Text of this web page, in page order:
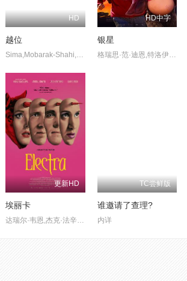
HD
越位
Sima,Mobarak-Shahi,Shayesteh,Irani,Ayda,Sadeqi
HD中字
银星
格瑞思·范·迪恩,特洛伊·丽-安妮·约翰逊,乔纳斯·戴维斯,叶卡捷琳娜·贝克,Tamara Fruits,Getchie Argetsinger,Joey Giambattista,Josh Silverman,Amy Tribbey,诺亚·费舍尔,Odley Jean,Jarvis Tomdio,Albert M. Chan,Brian Coll,戴夫·费里尔,Donnie Francis,Sandy Hadley,Lisa Hodsoll,柯克·凯利,Charlie Mac
更新HD
埃丽卡
达瑞尔·韦恩,杰克·法辛,阿比盖尔·F·考恩,玛丽亚·巴卡洛娃
TC尝鲜版
谁邀请了查理?
内详